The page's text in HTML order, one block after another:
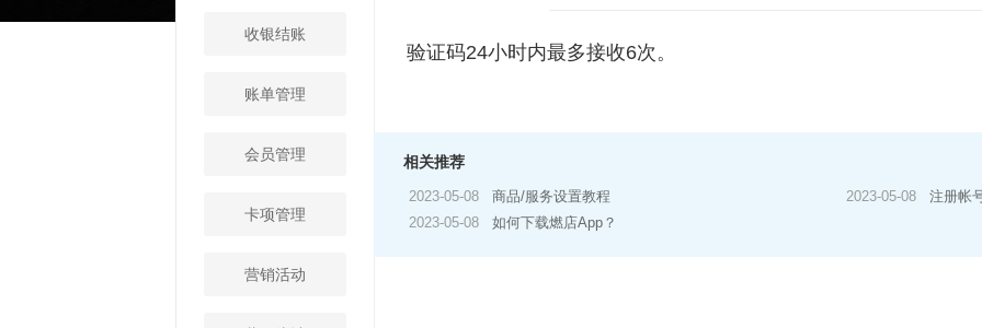
收银结账
账单管理
会员管理
卡项管理
营销活动
验证码24小时内最多接收6次。
相关推荐
2023-05-08 商品/服务设置教程 2023-05-08
注册帐
2023-05-08
如何下载燃店App？